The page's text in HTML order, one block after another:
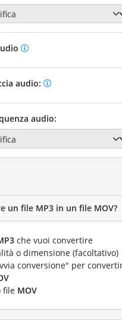
audio:
audio:
un file MP3 in un file MOV?
che vuoi convertire
o dimensione (facoltativo)
conversione" per
file MOV